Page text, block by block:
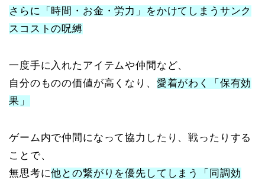
さらに「時間・お金・労力」をかけてしまうサンク
スコストの呪縛
一度手に入れたアイテムや仲間など、
自分のものの価値が高くなり、 愛着がわく「保有効
果」
ゲーム内で仲間になって協力したり、戦ったりする
ことで、
無思考に他との繋がりを優先してしまう「同調効